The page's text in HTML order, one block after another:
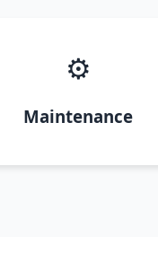
⚙️
Maintenance